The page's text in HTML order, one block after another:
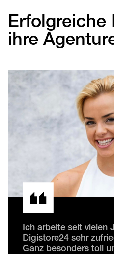
Erfolgreiche
ihre
Ich arbeite seit vielen
Digistore24 sehr
Ganz besonders toll